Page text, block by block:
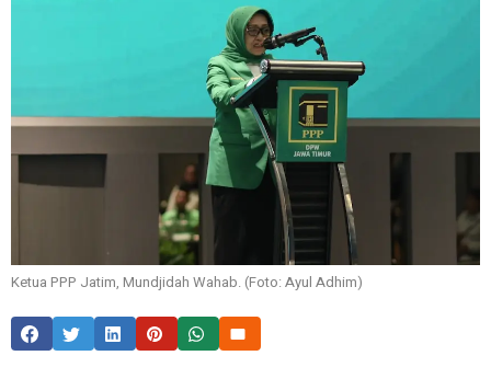
Ketua PPP Jatim, Mundjidah Wahab. (Foto: Ayul Adhim)